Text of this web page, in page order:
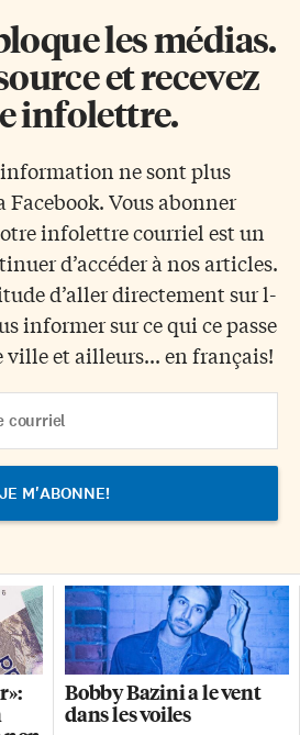
les médias.
et recevez
infolettre.
ne sont plus
Facebook. Vous abonner
infolettre courriel est un
d’accéder à nos articles.
d’aller directement sur l-
informer sur ce qui ce passe
ville et ailleurs... en français!
Bobby Bazini a le vent
dans les voiles